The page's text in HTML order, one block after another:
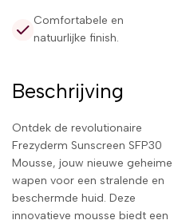
Comfortabele en
natuurlijke finish.
Beschrijving
Ontdek de revolutionaire
Frezyderm Sunscreen SFP30
Mousse, jouw nieuwe geheime
wapen voor een stralende en
beschermde huid. Deze
innovatieve mousse biedt een